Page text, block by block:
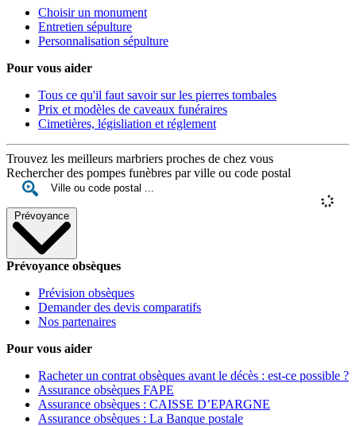
Choisir un monument
Entretien sépulture
Personnalisation sépulture
Pour vous aider
Tous ce qu'il faut savoir sur les pierres tombales
Prix et modèles de caveaux funéraires
Cimetières, législiation et réglement
Trouvez les meilleurs marbriers proches de chez vous
Rechercher des pompes funèbres par ville ou code postal
Prévoyance
Prévoyance obsèques
Prévision obsèques
Demander des devis comparatifs
Nos partenaires
Pour vous aider
Racheter un contrat obsèques avant le décès : est-ce possible ?
Assurance obsèques FAPE
Assurance obsèques : CAISSE D’EPARGNE
Assurance obsèques : La Banque postale